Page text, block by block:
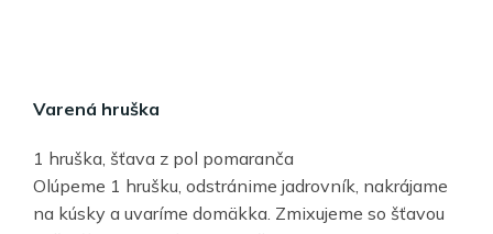
Varená hruška
1 hruška, šťava z pol pomaranča
Olúpeme 1 hrušku, odstránime jadrovník, nakrájame
na kúsky a uvaríme domäkka. Zmixujeme so šťavou